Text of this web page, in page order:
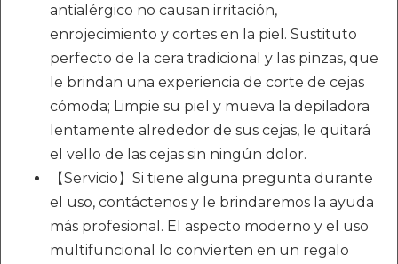
antialérgico no causan irritación,
enrojecimiento y cortes en la piel. Sustituto
perfecto de la cera tradicional y las pinzas, que
le brindan una experiencia de corte de cejas
cómoda; Limpie su piel y mueva la depiladora
lentamente alrededor de sus cejas, le quitará
el vello de las cejas sin ningún dolor.
【Servicio】Si tiene alguna pregunta durante
el uso, contáctenos y le brindaremos la ayuda
más profesional. El aspecto moderno y el uso
multifuncional lo convierten en un regalo